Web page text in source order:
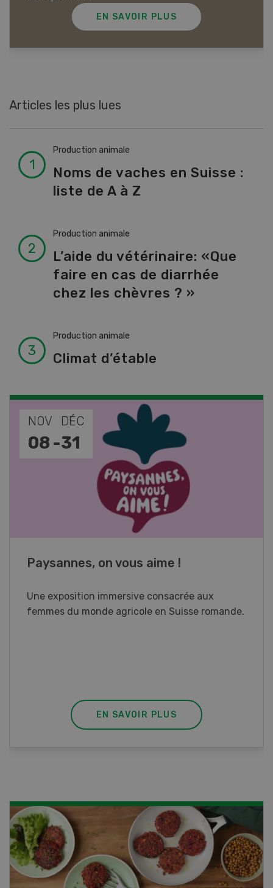
EN SAVOIR PLUS
Articles les plus lues
Production animale
Noms de vaches en Suisse :
liste de A à Z
Production animale
L’aide du vétérinaire: «Que
faire en cas de diarrhée
chez les chèvres ? »
Production animale
Climat d’étable
NOV
17 -
JAN
26
Cours spécialisé Aquaculture
Vous élevez des poissons ou songez à le faire?
Ce cours vous équipe du savoir nécessaire. Si
EN SAVOIR PLUS